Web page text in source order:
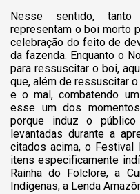
Nesse sentido, tanto
representam o boi morto
celebração do feito de
da fazenda. Enquanto o
para ressuscitar o boi,
que, além de ressuscitar
e o mal, combatendo
esse um dos
porque induz o
levantadas durante a
citados acima, o
itens especificamente
Rainha do Folclore, a
Indígenas, a Lenda